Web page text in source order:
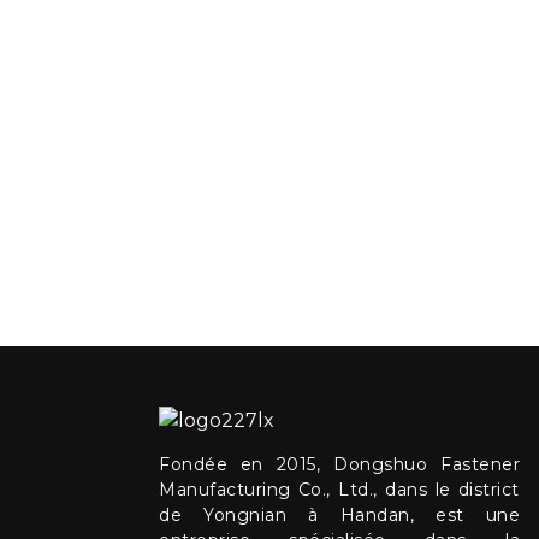
Fondée en 2015, Dongshuo Fastener
Manufacturing Co., Ltd., dans le district
de Yongnian à Handan, est une